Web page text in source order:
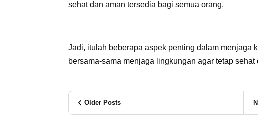
sehat dan aman tersedia bagi semua orang.
Jadi, itulah beberapa aspek penting dalam menjaga
bersama-sama menjaga lingkungan agar tetap
Older Posts